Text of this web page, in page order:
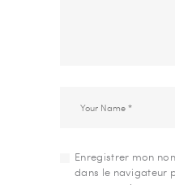
Enregistrer mon
dans le navigateur